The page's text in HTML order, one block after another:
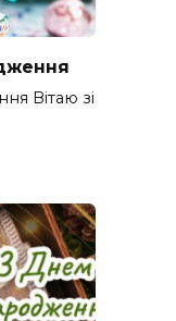
Вітаю зі